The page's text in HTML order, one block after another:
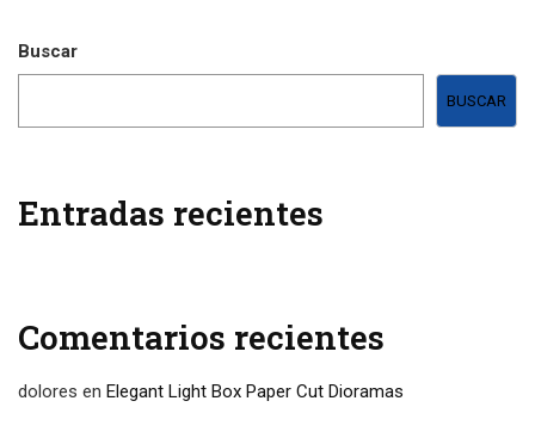
Buscar
BUSCAR
Entradas recientes
Comentarios recientes
dolores en Elegant Light Box Paper Cut Dioramas